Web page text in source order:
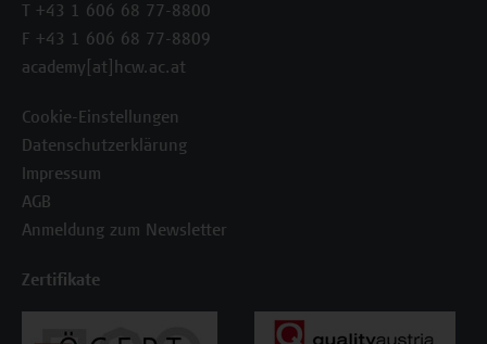
T +43 1 606 68 77-8800
F +43 1 606 68 77-8809
academy[at]hcw.ac.at
Cookie-Einstellungen
Datenschutzerklärung
Impressum
AGB
Anmeldung zum Newsletter
Zertifikate